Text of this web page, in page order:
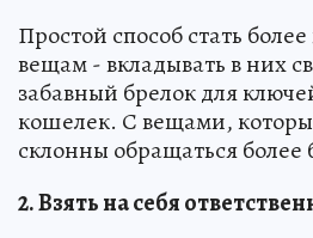
Простой способ стать
вещам - вкладывать в них
забавный брелок для
кошелек. С вещами,
склонны обращаться
2. Взять на себя